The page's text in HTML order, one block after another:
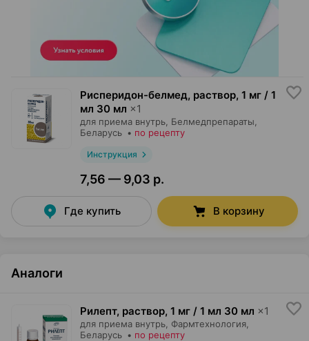
Рисперидон-белмед, раствор, 1 мг / 1
мл 30 мл ×1
для приема внутрь, Белмедпрепараты
Беларусь • по рецепту
Инструкция
7,56 — 9,03 р.
Где купить В корзину
Аналоги
Рилепт, раствор, 1 мг / 1 мл 30 мл ×1
для приема внутрь, Фармтехнология
Беларусь • по рецепту